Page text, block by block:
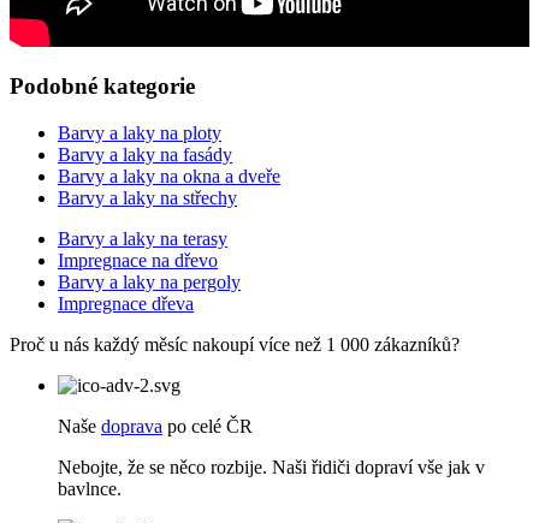
Podobné kategorie
Barvy a laky na ploty
Barvy a laky na fasády
Barvy a laky na okna a dveře
Barvy a laky na střechy
Barvy a laky na terasy
Impregnace na dřevo
Barvy a laky na pergoly
Impregnace dřeva
Proč u nás každý měsíc nakoupí více než 1 000 zákazníků?
Naše doprava po celé ČR
Nebojte, že se něco rozbije. Naši řidiči dopraví vše jak v
bavlnce.